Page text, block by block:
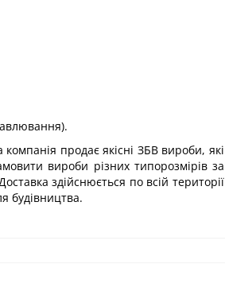
продає якісні ЗБВ вироби, які
вироби різних типорозмірів за
здійснюється по всій території
будівництва.